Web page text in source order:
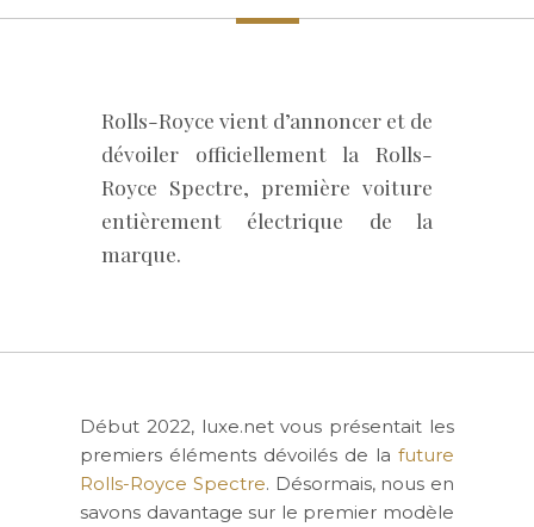
Rolls-Royce vient d’annoncer et de
dévoiler officiellement la Rolls-
Royce Spectre, première voiture
entièrement électrique de la
marque.
Début 2022, luxe.net vous présentait les
premiers éléments dévoilés de la future
Rolls-Royce Spectre. Désormais, nous en
savons davantage sur le premier modèle